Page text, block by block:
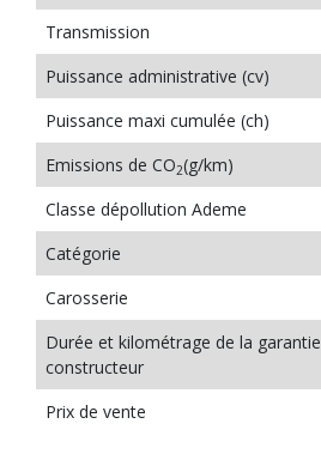
Transmission
Puissance administrative (cv)
Puissance maxi cumulée (ch)
Emissions de CO2(g/km)
Classe dépollution Ademe
Catégorie
Carosserie
Durée et kilométrage de la garantie
constructeur
Prix de vente